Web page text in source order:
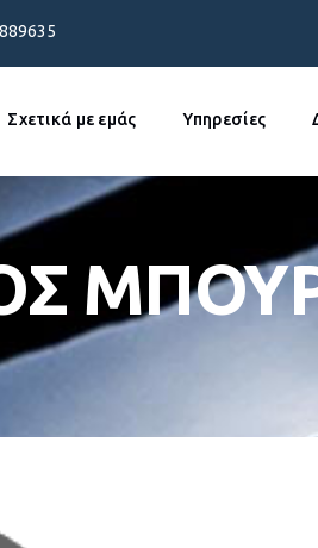
Σχετικά με εμάς Υπηρεσίες